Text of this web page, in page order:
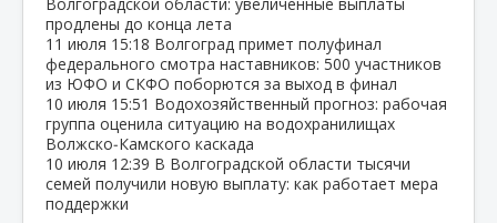
продлены до конца лета
11 июля 15:18 Волгоград примет полуфинал
федерального смотра наставников: 500 участников
из ЮФО и СКФО поборются за выход в финал
10 июля 15:51 Водохозяйственный прогноз: рабочая
группа оценила ситуацию на водохранилищах
Волжско‑Камского каскада
10 июля 12:39 В Волгоградской области тысячи
семей получили новую выплату: как работает мера
поддержки